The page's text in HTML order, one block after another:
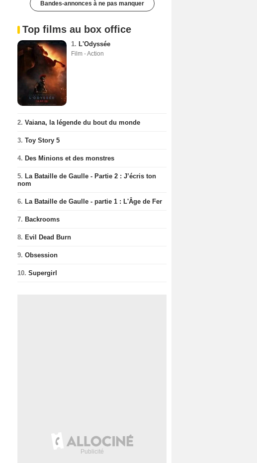
Bandes-annonces à ne pas manquer
Top films au box office
1. L'Odyssée
Film - Action
2. Vaiana, la légende du bout du monde
3. Toy Story 5
4. Des Minions et des monstres
5. La Bataille de Gaulle - Partie 2 : J’écris ton
nom
6. La Bataille de Gaulle - partie 1 : L'Âge de Fer
7. Backrooms
8. Evil Dead Burn
9. Obsession
10. Supergirl